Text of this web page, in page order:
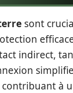
sont
indirect,
à